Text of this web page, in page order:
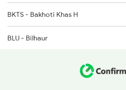
BKTS - Bakhoti Khas H
BLU - Bilhaur